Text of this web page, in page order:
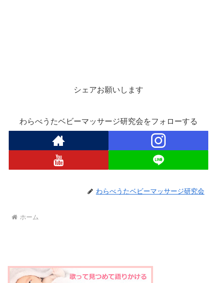
シェアお願いします
わらべうたベビーマッサージ研究会をフォローする
わらべうたベビーマッサージ研究会
ホーム